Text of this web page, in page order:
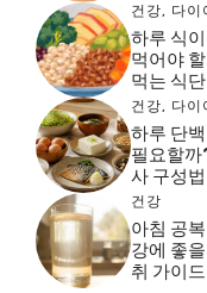
건강, 다이
하루 식
먹어야
먹는 식
건강, 다이
하루 단
필요할까
사 구성법
건강
아침 공
강에 좋
취 가이드